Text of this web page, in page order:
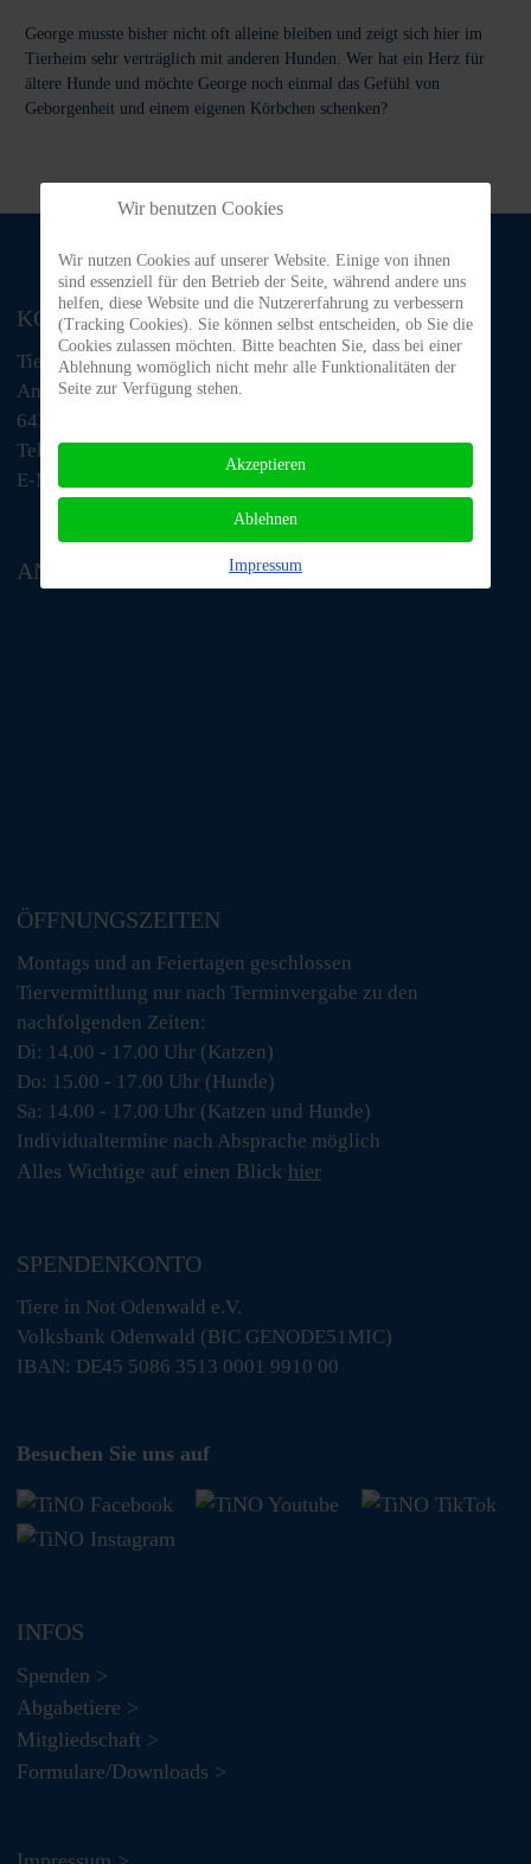
George musste bisher nicht oft alleine bleiben und zeigt sich hier im
Tierheim sehr verträglich mit anderen Hunden. Wer hat ein Herz für
ältere Hunde und möchte George noch einmal das Gefühl von
Geborgenheit und einem eigenen Körbchen schenken?
KONTAKT
Tiere in Not Odenwald e.V.
Am Morsberg 1
64385 Reichelsheim
Telefon: 06063 / 939 848
E-Mail: tino@tiere-in-not-odenwald.de
ANFAHRT
ÖFFNUNGSZEITEN
Montags und an Feiertagen geschlossen
Tiervermittlung nur nach Terminvergabe zu den
nachfolgenden Zeiten:
Di: 14.00 - 17.00 Uhr (Katzen)
Do: 15.00 - 17.00 Uhr (Hunde)
Sa: 14.00 - 17.00 Uhr (Katzen und Hunde)
Individualtermine nach Absprache möglich
Alles Wichtige auf einen Blick hier
SPENDENKONTO
Tiere in Not Odenwald e.V.
Volksbank Odenwald (BIC GENODE51MIC)
IBAN: DE45 5086 3513 0001 9910 00
Besuchen Sie uns auf
INFOS
Spenden >
Abgabetiere >
Mitgliedschaft >
Formulare/Downloads >
Wir benutzen Cookies
Wir nutzen Cookies auf unserer Website. Einige von ihnen
sind essenziell für den Betrieb der Seite, während andere uns
helfen, diese Website und die Nutzererfahrung zu verbessern
(Tracking Cookies). Sie können selbst entscheiden, ob Sie die
Cookies zulassen möchten. Bitte beachten Sie, dass bei einer
Ablehnung womöglich nicht mehr alle Funktionalitäten der
Seite zur Verfügung stehen.
Akzeptieren
Ablehnen
Impressum